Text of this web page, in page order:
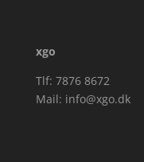
xgo
Tlf: 7876 8672
Mail: info@xgo.dk